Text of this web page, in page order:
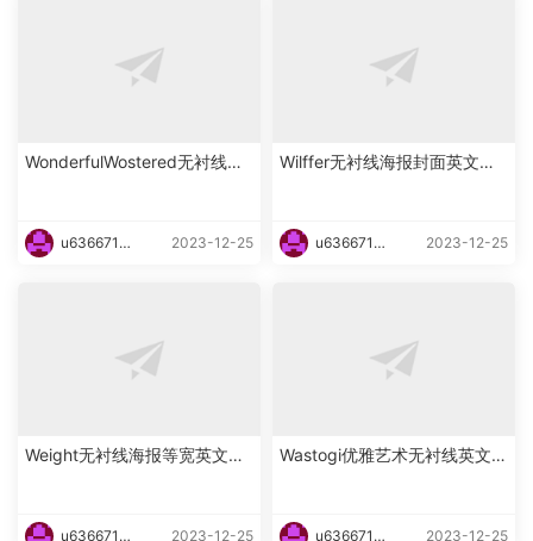
WonderfulWostered无衬线海
u6366719
2023-12-25
Wilffer无衬线海报封面英文字
u6366719
2023-12-25
Weight无衬线海报等宽英文字
u6366719 2023-12-25
Wastogi优雅艺术无衬线英文字
u6366719 2023-12-25